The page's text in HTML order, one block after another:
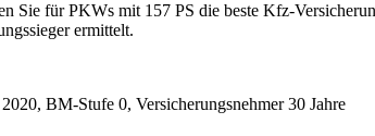
Sie für PKWs mit 157 PS die beste Kfz-
ermittelt.
BM-Stufe 0, Versicherungsnehmer 30 Jahre